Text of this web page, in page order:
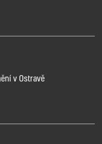
v Ostravě